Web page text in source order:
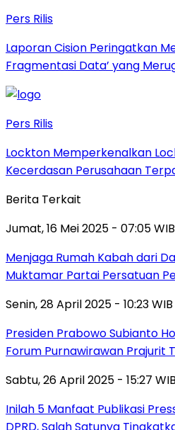
Pers Rilis
Laporan Cision Peringatkan
Fragmentasi Data’ yang
Pers Rilis
Lockton Memperkenalkan
Kecerdasan Perusahaan
Berita Terkait
Jumat, 16 Mei 2025 - 07:05 WIB
Menjaga Rumah Kabah dari
Muktamar Partai Persatuan
Senin, 28 April 2025 - 10:23 WIB
Presiden Prabowo Subianto
Forum Purnawirawan Prajurit
Sabtu, 26 April 2025 - 15:27 WIB
Inilah 5 Manfaat Publikasi